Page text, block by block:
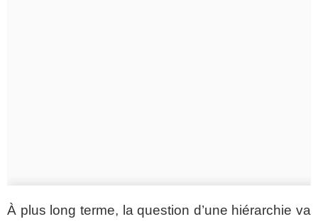
À plus long terme, la question d’une hiérarchie va